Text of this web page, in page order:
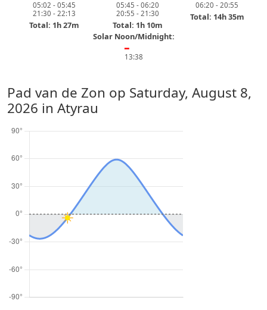
05:02 - 05:45
21:30 - 22:13
Total: 1h 27m
05:45 - 06:20
20:55 - 21:30
Total: 1h 10m
06:20 - 20:55
Total: 14h 35m
Solar Noon/Midnight:
━
13:38
Pad van de Zon op Saturday, August 8,
2026 in Atyrau